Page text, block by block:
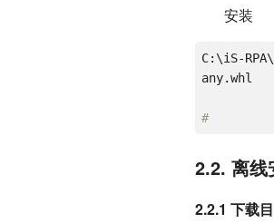
安装
C:\iS-
any.whl
#
2.2. 离线
2.2.1 下载